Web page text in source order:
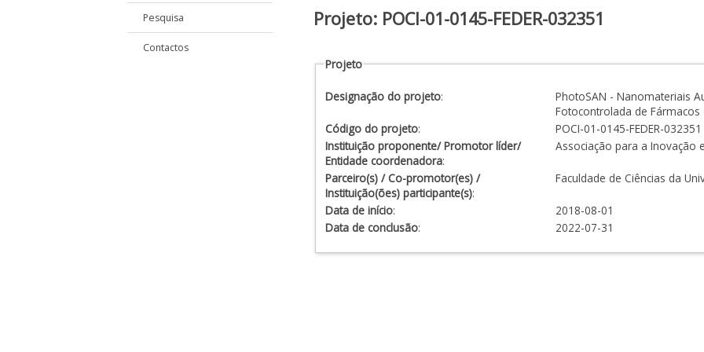
Pesquisa
Contactos
Projeto: POCI-01-0145-FEDER-032351
Projeto
Designação do projeto:
PhotoSAN - Nanomateriais
Fotocontrolada de Fármacos
Código do projeto:
POCI-01-0145-FEDER-032351
Instituição proponente/ Promotor líder/
Entidade coordenadora:
Associação para a Inovação
Parceiro(s) / Co-promotor(es) /
Instituição(ões) participante(s):
Faculdade de Ciências da
Data de início:
2018-08-01
Data de conclusão: 2022-07-31